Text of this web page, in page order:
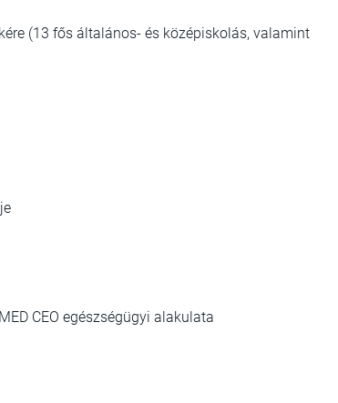
(13 fős általános- és középiskolás, valamint
CEO egészségügyi alakulata